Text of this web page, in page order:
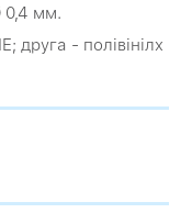
0,4 мм.
друга - полівінілх